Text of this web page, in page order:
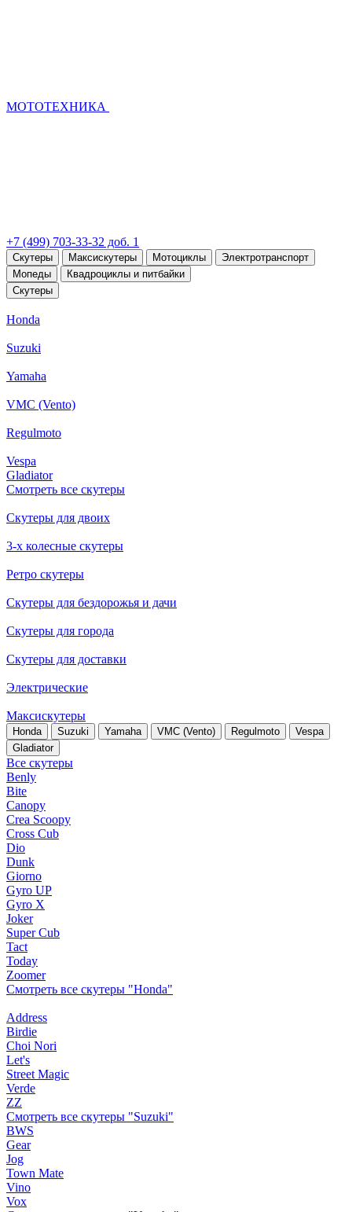
МОТОТЕХНИКА
+7 (499) 703-33-32 доб. 1
Скутеры Максискутеры Мотоциклы
Электротранспорт
Мопеды
Квадроциклы и питбайки
Скутеры
Honda
Suzuki
Yamaha
VMC (Vento)
Regulmoto
Vespa
Gladiator
Смотреть все скутеры
Скутеры для двоих
3-х колесные скутеры
Ретро скутеры
Скутеры для бездорожья и дачи
Скутеры для города
Скутеры для доставки
Электрические
Максискутеры
Honda Suzuki Yamaha VMC (Vento) Regulmoto
Vespa
Gladiator
Все скутеры
Benly
Bite
Canopy
Crea Scoopy
Cross Cub
Dio
Dunk
Giorno
Gyro UP
Gyro X
Joker
Super Cub
Tact
Today
Zoomer
Смотреть все скутеры "Honda"
Address
Birdie
Choi Nori
Let's
Street Magic
Verde
ZZ
Смотреть все скутеры "Suzuki"
BWS
Gear
Jog
Town Mate
Vino
Vox